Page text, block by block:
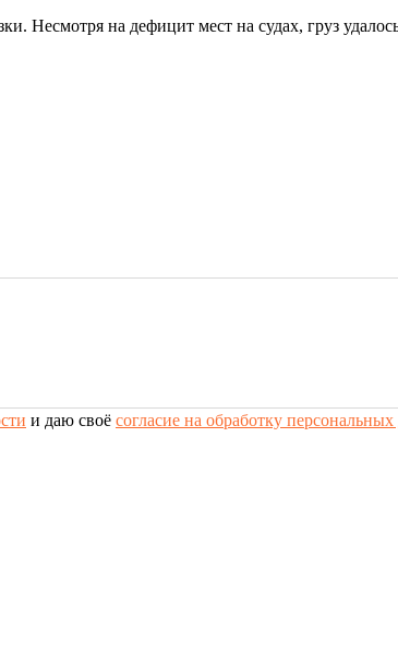
Несмотря на дефицит мест на судах, груз
и даю своё согласие на обработку